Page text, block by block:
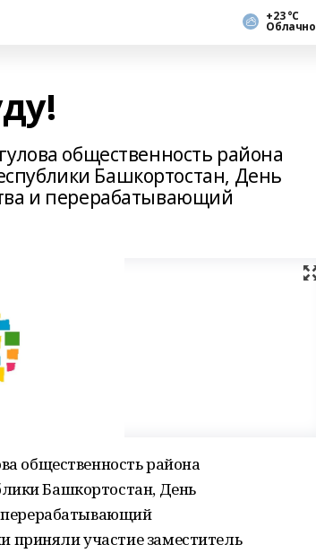
+23 °С
Облачно
общественность района
Башкортостан, День
и перерабатывающий
общественность района
Башкортостан, День
перерабатывающий
участие заместитель